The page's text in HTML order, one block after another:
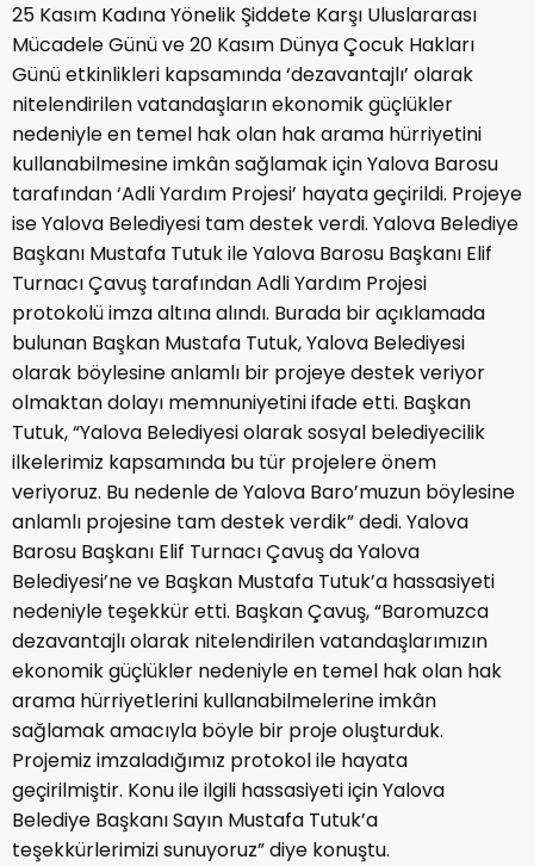
25 Kasım Kadına Yönelik Şiddete Karşı Uluslararası
Mücadele Günü ve 20 Kasım Dünya Çocuk Hakları
Günü etkinlikleri kapsamında ‘dezavantajlı’ olarak
nitelendirilen vatandaşların ekonomik güçlükler
nedeniyle en temel hak olan hak arama hürriyetini
kullanabilmesine imkân sağlamak için Yalova Barosu
tarafından ‘Adli Yardım Projesi’ hayata geçirildi. Projeye
ise Yalova Belediyesi tam destek verdi. Yalova Belediye
Başkanı Mustafa Tutuk ile Yalova Barosu Başkanı Elif
Turnacı Çavuş tarafından Adli Yardım Projesi
protokolü imza altına alındı. Burada bir açıklamada
bulunan Başkan Mustafa Tutuk, Yalova Belediyesi
olarak böylesine anlamlı bir projeye destek veriyor
olmaktan dolayı memnuniyetini ifade etti. Başkan
Tutuk, “Yalova Belediyesi olarak sosyal belediyecilik
ilkelerimiz kapsamında bu tür projelere önem
veriyoruz. Bu nedenle de Yalova Baro’muzun böylesine
anlamlı projesine tam destek verdik” dedi. Yalova
Barosu Başkanı Elif Turnacı Çavuş da Yalova
Belediyesi’ne ve Başkan Mustafa Tutuk’a hassasiyeti
nedeniyle teşekkür etti. Başkan Çavuş, “Baromuzca
dezavantajlı olarak nitelendirilen vatandaşlarımızın
ekonomik güçlükler nedeniyle en temel hak olan hak
arama hürriyetlerini kullanabilmelerine imkân
sağlamak amacıyla böyle bir proje oluşturduk.
Projemiz imzaladığımız protokol ile hayata
geçirilmiştir. Konu ile ilgili hassasiyeti için Yalova
Belediye Başkanı Sayın Mustafa Tutuk’a
teşekkürlerimizi sunuyoruz” diye konuştu.